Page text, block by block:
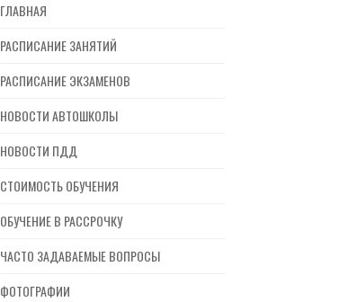
ГЛАВНАЯ
РАСПИСАНИЕ ЗАНЯТИЙ
РАСПИСАНИЕ ЭКЗАМЕНОВ
НОВОСТИ АВТОШКОЛЫ
НОВОСТИ ПДД
СТОИМОСТЬ ОБУЧЕНИЯ
ОБУЧЕНИЕ В РАССРОЧКУ
ЧАСТО ЗАДАВАЕМЫЕ ВОПРОСЫ
ФОТОГРАФИИ